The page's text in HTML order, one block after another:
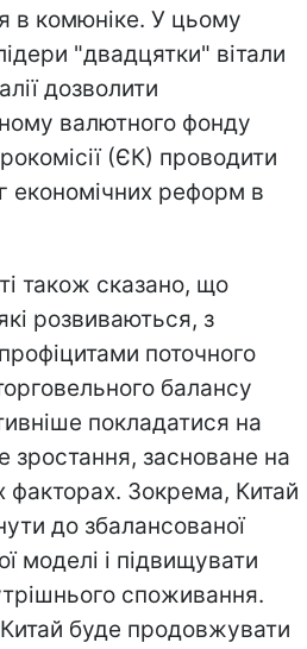
в комюніке. У цьому
"двадцятки" вітали
дозволити
валютного фонду
(ЄК) проводити
економічних реформ в
також сказано, що
розвиваються, з
поточного
балансу
покладатися на
зростання, засноване на
факторах. Зокрема, Китай
до збалансованої
моделі і підвищувати
споживання.
Китай буде продовжувати